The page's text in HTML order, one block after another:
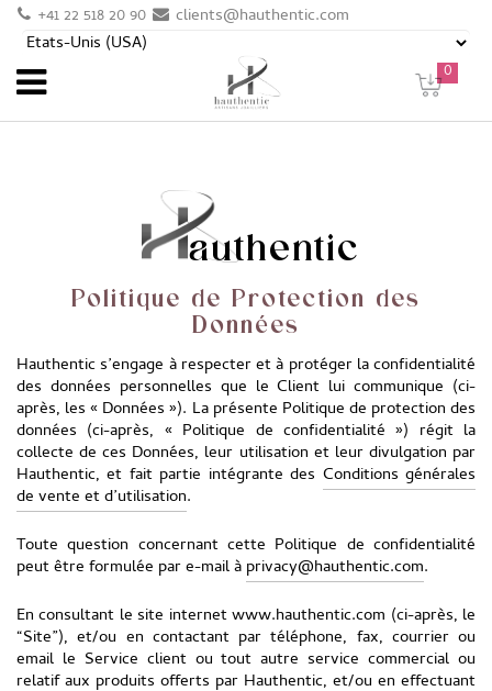
+41 22 518 20 90 clients@hauthentic.com
0
Hauthentic
Politique de Protection des
Données
Hauthentic s’engage à respecter et à protéger la confidentialité
des données personnelles que le Client lui communique (ci-
après, les « Données »). La présente Politique de protection des
données (ci-après, « Politique de confidentialité ») régit la
collecte de ces Données, leur utilisation et leur divulgation par
Hauthentic, et fait partie intégrante des Conditions générales
de vente et d’utilisation.
Toute question concernant cette Politique de confidentialité
peut être formulée par e-mail à privacy@hauthentic.com.
En consultant le site internet www.hauthentic.com (ci-après, le
“Site”), et/ou en contactant par téléphone, fax, courrier ou
email le Service client ou tout autre service commercial ou
relatif aux produits offerts par Hauthentic, et/ou en effectuant